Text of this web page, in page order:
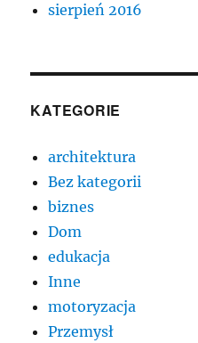
sierpień 2016
KATEGORIE
architektura
Bez kategorii
biznes
Dom
edukacja
Inne
motoryzacja
Przemysł